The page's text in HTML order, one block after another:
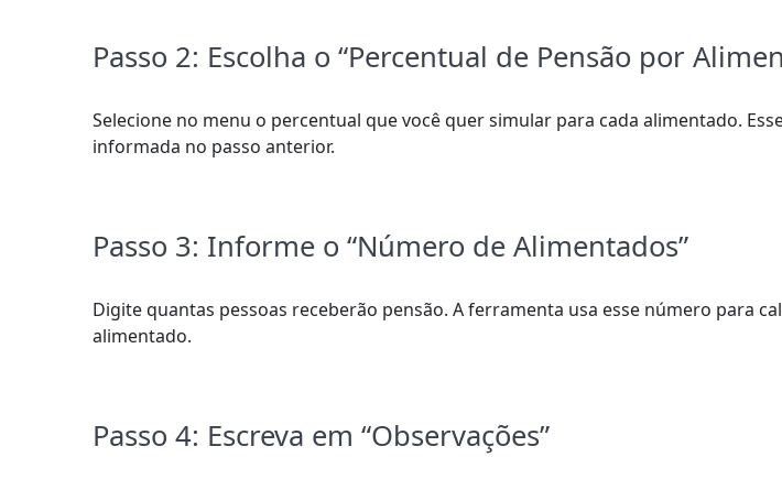
Passo 2: Escolha o “Percentual de Pensão por
Selecione no menu o percentual que você quer simular para cada alimentado.
informada no passo anterior.
Passo 3: Informe o “Número de Alimentados”
Digite quantas pessoas receberão pensão. A ferramenta usa esse número para
alimentado.
Passo 4: Escreva em “Observações”